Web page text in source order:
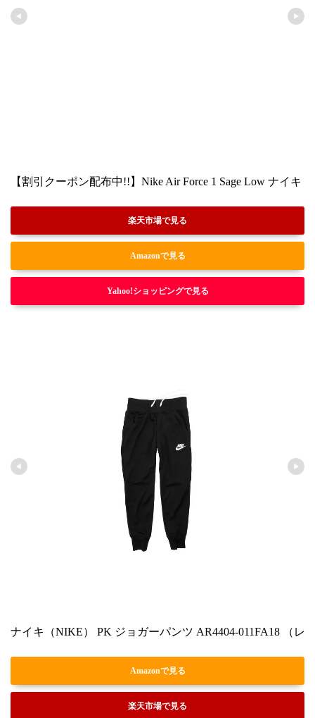
【割引クーポン配布中!!】Nike Air Force 1 Sage Low ナイ
楽天市場で見る
Amazonで見る
Yahoo!ショッピングで見る
ナイキ（NIKE） PK ジョガーパンツ AR4404-011FA18 （レ
Amazonで見る
楽天市場で見る